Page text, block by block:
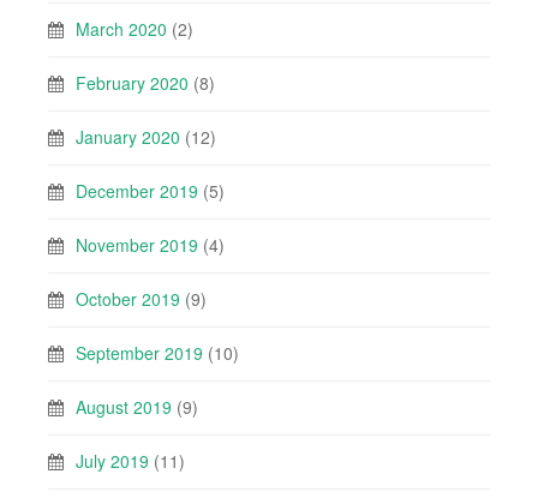
March 2020 (2)
February 2020 (8)
January 2020 (12)
December 2019 (5)
November 2019 (4)
October 2019 (9)
September 2019 (10)
August 2019 (9)
July 2019 (11)